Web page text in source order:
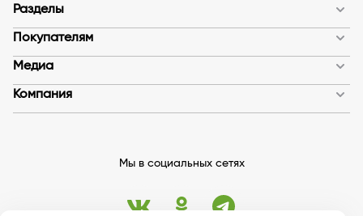
Разделы
Покупателям
Медиа
Компания
Мы в социальных сетях